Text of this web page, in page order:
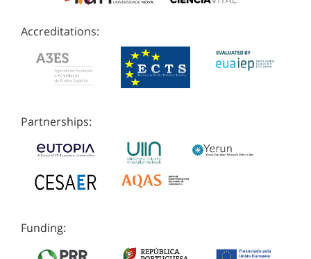
Accreditations:
Partnerships:
Funding: